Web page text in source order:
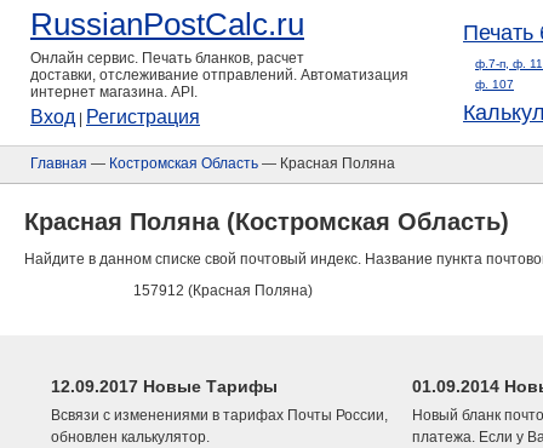
RussianPostCalc.ru
Онлайн сервис. Печать бланков, расчет
доставки, отслеживание отправлений. Автоматизация
интернет магазина. API.
Вход Регистрация
Печать
ф.7-п, ф.
ф. 107
Главная — Костромская Область — Красная Поляна
Красная Поляна (Костромская Область)
Найдите в данном списке свой почтовый индекс. Название пункта
157912 (Красная Поляна)
12.09.2017 Новые Тарифы
Всвязи с изменениями в тарифах Почты России,
обновлен калькулятор.
01.09.2014
Новый бланк
платежа. Если у